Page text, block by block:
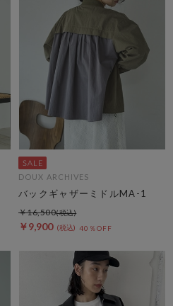
DOUX ARCHIVES
バックギャザーミドルMA-1
￥9,900 40％OFF
￥16,500